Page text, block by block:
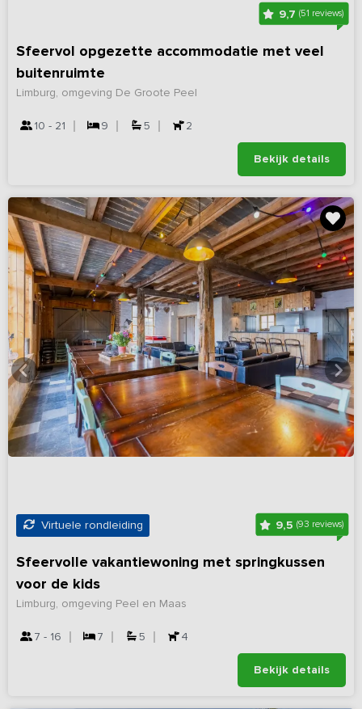
9,7(51 reviews)
Sfeervol opgezette accommodatie met veel
buitenruimte
Limburg, omgeving De Groote Peel
10 - 21 9 5 2
Bekijk details
Virtuele rondleiding 9,5 (93 reviews)
Sfeervolle vakantiewoning met springkussen
voor de kids
Limburg, omgeving Peel en Maas
7 - 16 7 5 4
Bekijk details